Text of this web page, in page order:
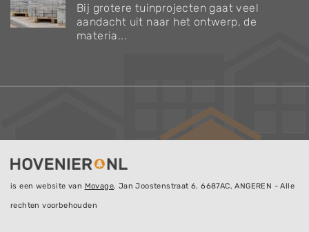
Bij grotere tuinprojecten gaat veel
aandacht uit naar het ontwerp, de
materia...
is een website van Movage, Jan Joostenstraat 6, 6687AC, ANGEREN - Alle
rechten voorbehouden